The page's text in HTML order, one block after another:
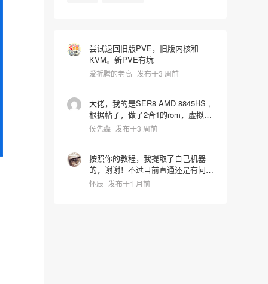
尝试退回旧版PVE，旧版内核和
KVM。新PVE有坑
爱折腾的老高 发布于3 周前
大佬，我的是SER8 AMD 8845HS ,
根据帖子，做了2合1的rom，虚拟机
启动识别镜像时屏幕就卡死了，宿主
0000:65:00.0,pcie=1,x-
vga=1,romfile=8845HS_vbios.rom
hostpci1: 0000:65:00.1 vga: none
侯先森 发布于3 周前
按照你的教程，我提取了自己机器
的，谢谢！不过目前直通还是有问
题，进系统后核显报43代码错误。
怀辰 发布于1 月前